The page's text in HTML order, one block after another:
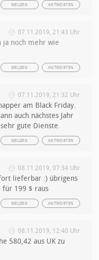
ANTWORTEN
MELDEN
07.11.2019, 21:43 Uhr
ja noch mehr wie
ANTWORTEN
MELDEN
07.11.2019, 21:32 Uhr
am Black Friday.
auch nächstes Jahr
gute Dienste.
ANTWORTEN
MELDEN
08.11.2019, 07:34 Uhr
lieferbar :) übrigens
für 199 $ raus
ANTWORTEN
MELDEN
08.11.2019, 12:40 Uhr
580,42 aus UK zu